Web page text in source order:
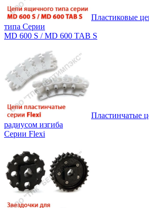
Пластиковые
типа Серии
MD 600 S / MD 600 TAB S
Пластинчатые
радиусом изгиба
Серии Flexi